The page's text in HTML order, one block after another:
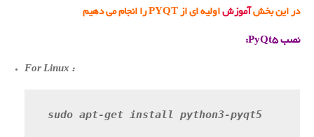
در این بخش آموزش اولیه ای از PYQT را انجام می دهیم
نصب PyQt5:
For Linux :
sudo apt-get install python3-pyqt5